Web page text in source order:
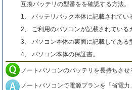
互換バッテリの型番をを確認する方法。
1、 バッテリパック本体に記載されてい
2、 ご利用のパソコンが記載されている
3、 パソコン本体の裏面に記載してある
4、 パソコン本体の保証書。
ノートパソコンのバッテリを長持ちさせ
ノートパソコンで電源プランを「省電